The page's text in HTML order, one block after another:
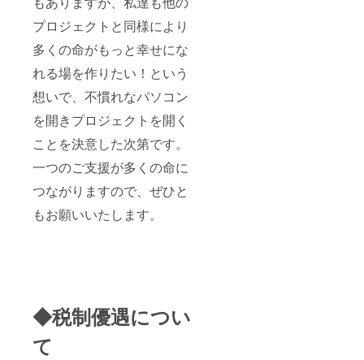
プロジェクトと同様により
多くの命がもっと幸せにな
れる場を作りたい！という
想いで、不慣れなパソコン
を開きプロジェクトを開く
ことを決意した次第です。
一つのご支援が多くの命に
つながりますので、ぜひと
もお願いいたします。
◆税制優遇につい
て